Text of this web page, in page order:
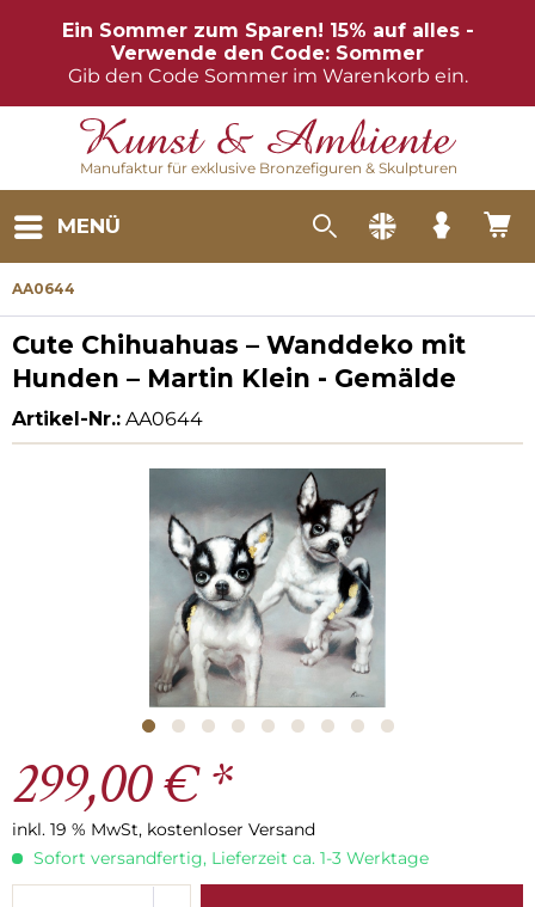
Ein Sommer zum Sparen! 15% auf alles -
Verwende den Code: Sommer
Gib den Code Sommer im Warenkorb ein.
Manufaktur für exklusive Bronzefiguren & Skulpturen
MENÜ
AA0644
Cute Chihuahuas – Wanddeko mit
Hunden – Martin Klein - Gemälde
Artikel-Nr.: AA0644
299,00 € *
inkl. 19 % MwSt, kostenloser Versand
Sofort versandfertig, Lieferzeit ca. 1-3 Werktage